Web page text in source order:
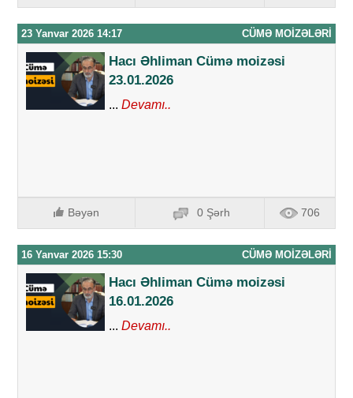
23 Yanvar 2026 14:17 CÜMƏ MOIZƏLƏRI
Hacı Əhliman Cümə moizəsi
23.01.2026
... Devamı..
Bəyən 0 Şərh 706
16 Yanvar 2026 15:30 CÜMƏ MOIZƏLƏRI
Hacı Əhliman Cümə moizəsi
16.01.2026
... Devamı..